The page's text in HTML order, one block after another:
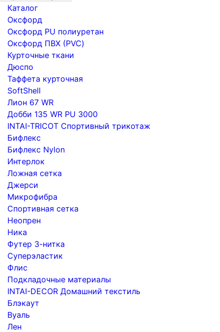
Каталог
Оксфорд
Оксфорд PU полиуретан
Оксфорд ПВХ (PVC)
Курточные ткани
Дюспо
Таффета курточная
SoftShell
Лион 67 WR
Добби 135 WR PU 3000
INTAI-TRICOT Спортивный трикотаж
Бифлекс
Бифлекс Nylon
Интерлок
Ложная сетка
Джерси
Микрофибра
Спортивная сетка
Неопрен
Ника
Футер 3-нитка
Суперэластик
Флис
Подкладочные материалы
INTAI-DECOR Домашний текстиль
Блэкаут
Вуаль
Лен